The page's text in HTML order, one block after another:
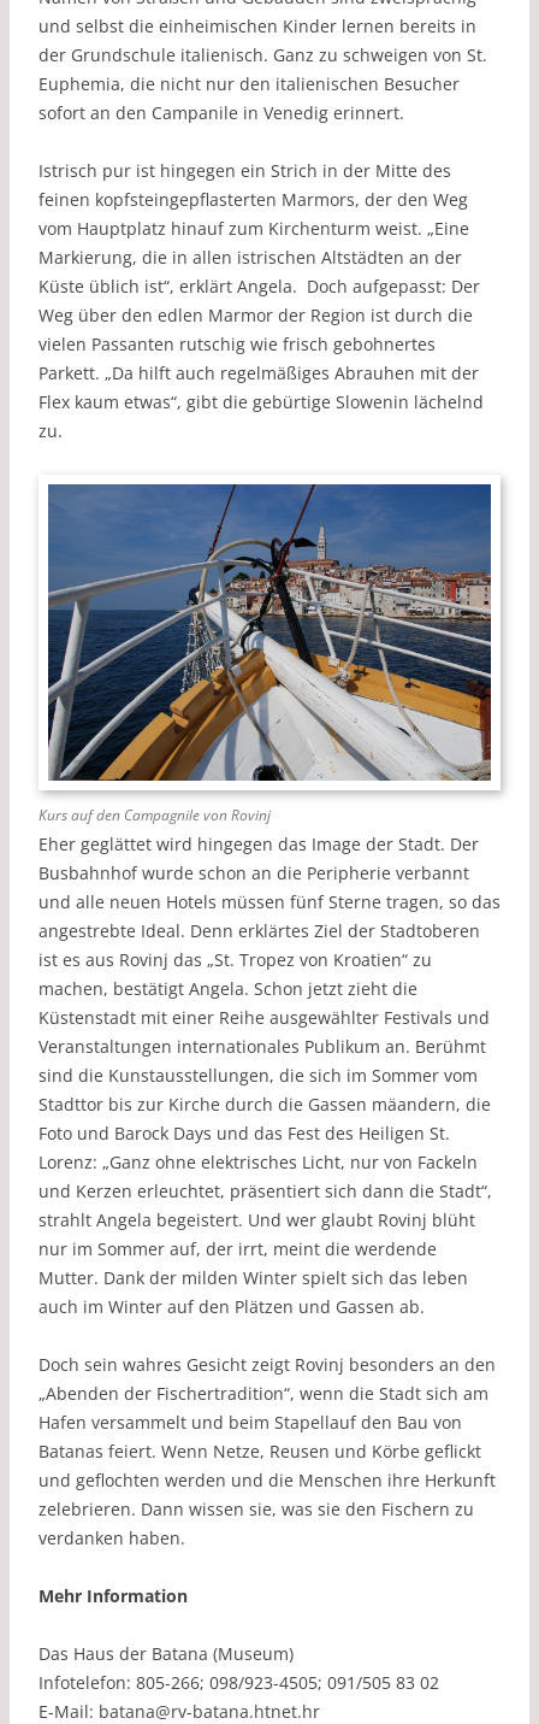
und selbst die einheimischen Kinder lernen bereits in
der Grundschule italienisch. Ganz zu schweigen von St.
Euphemia, die nicht nur den italienischen Besucher
sofort an den Campanile in Venedig erinnert.
Istrisch pur ist hingegen ein Strich in der Mitte des
feinen kopfsteingepflasterten Marmors, der den Weg
vom Hauptplatz hinauf zum Kirchenturm weist. „Eine
Markierung, die in allen istrischen Altstädten an der
Küste üblich ist“, erklärt Angela. Doch aufgepasst: Der
Weg über den edlen Marmor der Region ist durch die
vielen Passanten rutschig wie frisch gebohnertes
Parkett. „Da hilft auch regelmäßiges Abrauhen mit der
Flex kaum etwas“, gibt die gebürtige Slowenin lächelnd
zu.
Kurs auf den Campagnile von Rovinj
Eher geglättet wird hingegen das Image der Stadt. Der
Busbahnhof wurde schon an die Peripherie verbannt
und alle neuen Hotels müssen fünf Sterne tragen, so das
angestrebte Ideal. Denn erklärtes Ziel der Stadtoberen
ist es aus Rovinj das „St. Tropez von Kroatien“ zu
machen, bestätigt Angela. Schon jetzt zieht die
Küstenstadt mit einer Reihe ausgewählter Festivals und
Veranstaltungen internationales Publikum an. Berühmt
sind die Kunstausstellungen, die sich im Sommer vom
Stadttor bis zur Kirche durch die Gassen mäandern, die
Foto und Barock Days und das Fest des Heiligen St.
Lorenz: „Ganz ohne elektrisches Licht, nur von Fackeln
und Kerzen erleuchtet, präsentiert sich dann die Stadt“,
strahlt Angela begeistert. Und wer glaubt Rovinj blüht
nur im Sommer auf, der irrt, meint die werdende
Mutter. Dank der milden Winter spielt sich das leben
auch im Winter auf den Plätzen und Gassen ab.
Doch sein wahres Gesicht zeigt Rovinj besonders an den
„Abenden der Fischertradition“, wenn die Stadt sich am
Hafen versammelt und beim Stapellauf den Bau von
Batanas feiert. Wenn Netze, Reusen und Körbe geflickt
und geflochten werden und die Menschen ihre Herkunft
zelebrieren. Dann wissen sie, was sie den Fischern zu
verdanken haben.
Mehr Information
Das Haus der Batana (Museum)
Infotelefon: 805-266; 098/923-4505; 091/505 83 02
E-Mail: batana@rv-batana.htnet.hr